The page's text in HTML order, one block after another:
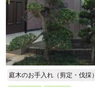
庭木のお手入れ（剪定・伐採）